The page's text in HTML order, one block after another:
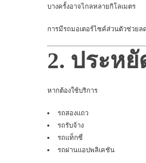
บางครั้งอาจไกลหลายกิโลเมตร
การมีรถมอเตอร์ไซค์ส่วนตัวช่วยล
2. ประห
หากต้องใช้บริการ
รถสองแถว
รถรับจ้าง
รถแท็กซี่
รถผ่านแอปพลิเคชัน